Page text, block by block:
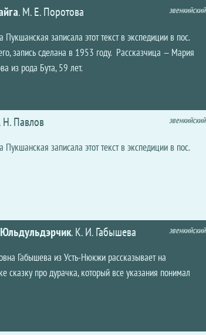
.М. Е. Поротова эвенкийский
записала этот текст в экспедиции в пос.
запись сделана в 1953 году. Рассказчица — Мария
из рода Бута, 59 лет.
Н. Павлов эвенкийский
записала этот текст в экспедиции в пос.
.К. И. Габышева эвенкийский
Габышева из Усть-Нюкжи рассказывает на
сказку про дурачка, который все указания понимал